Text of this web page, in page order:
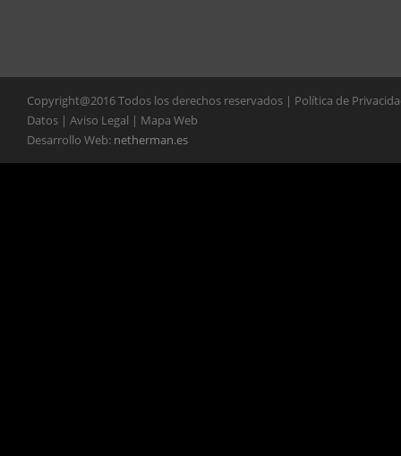
Copyright@2016 Todos los derechos reservados | Política de
Datos | Aviso Legal | Mapa Web
Desarrollo Web: netherman.es